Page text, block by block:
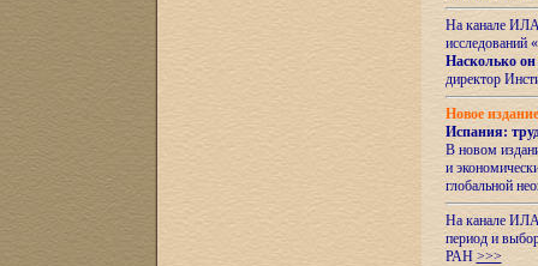
На канале ИЛА
исследований «
Насколько он
директор
Новое
Испания:
В новом
и
глобальной
На канале
период и
РАН >>>